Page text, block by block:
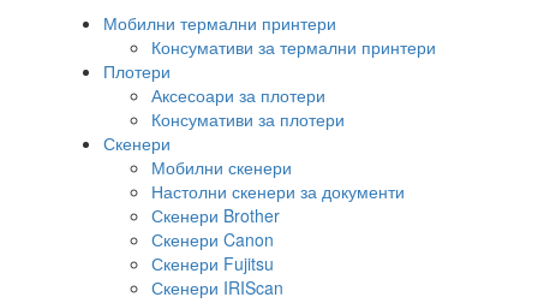
Мобилни термални принтери
Консумативи за термални принтери
Плотери
Аксесоари за плотери
Консумативи за плотери
Скенери
Мобилни скенери
Настолни скенери за документи
Скенери Brother
Скенери Canon
Скенери Fujitsu
Скенери IRIScan